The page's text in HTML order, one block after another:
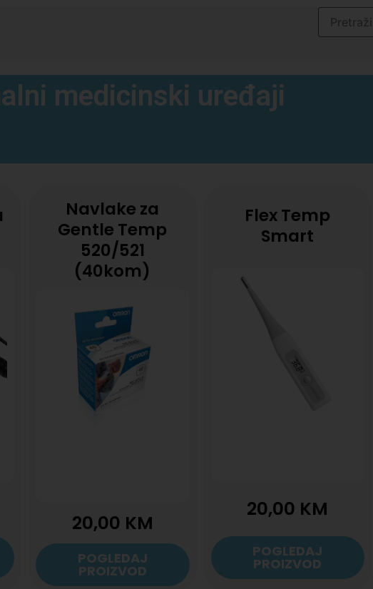
medicinski uređaji
Navlake za
Gentle Temp
520/521
(40kom)
20,00 KM
POGLEDAJ
PROIZVOD
Flex Temp
Smart
20,00 KM
POGLEDAJ
PROIZVOD